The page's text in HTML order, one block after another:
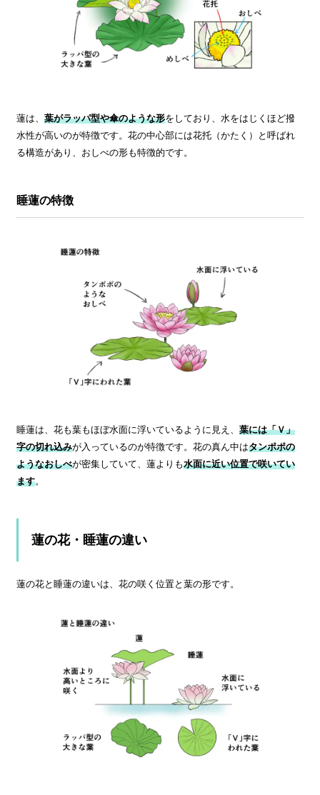
蓮は、 葉がラッパ型や傘のような形をしており、水をはじくほど撥
水性が高いのが特徴です。花の中心部には花托（かたく）と呼ばれ
る構造があり、おしべの形も特徴的です。
睡蓮の特徴
睡蓮は、花も葉もほぼ水面に浮いているように見え、 葉には「Ｖ」
字の切れ込みが入っているのが特徴です。花の真ん中はタンポポの
ようなおしべが密集していて、蓮よりも水面に近い位置で咲いてい
ます。
蓮の花・睡蓮の違い
蓮の花と睡蓮の違いは、花の咲く位置と葉の形です。